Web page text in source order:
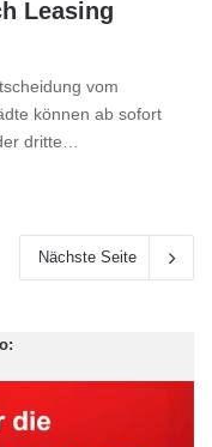
Leasing
vom
können ab sofort
dritte…
Nächste Seite